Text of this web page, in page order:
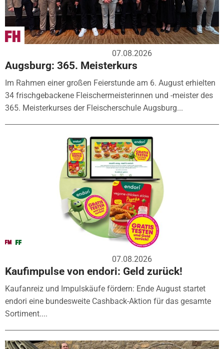
07.08.2026
Augsburg: 365. Meisterkurs
Im Rahmen einer großen Feierstunde am 6. August erhielten
34 frischgebackene Fleischermeisterinnen und -meister des
365. Meisterkurses der Fleischerschule Augsburg...
07.08.2026
Kaufimpulse von endori: Geld zurück!
Kaufanreiz und Impulskäufe fördern: Ende August startet
endori eine bundesweite Cashback-Aktion für das gesamte
Sortiment....